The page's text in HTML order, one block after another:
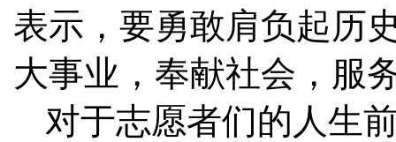
表示，要勇敢肩负起历
大事业，奉献社会，服
对于志愿者们的人生